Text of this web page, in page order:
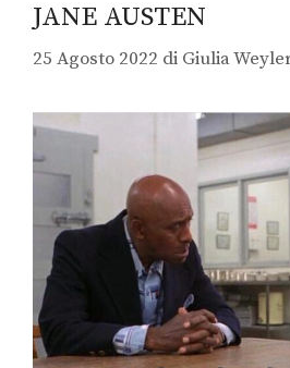
JANE AUSTEN
25 Agosto 2022 di Giulia